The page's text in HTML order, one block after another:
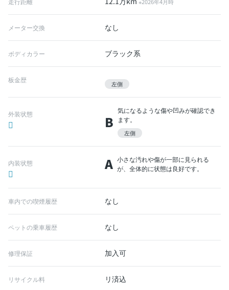
メーター交換 なし
ボディカラー ブラック系
板金歴 左側
外装状態 B
気になるような傷や凹みが確認でき
ます。
左側
内装状態 A 小さな汚れや傷が一部に見られる
が、全体的に状態は良好です。
車内での喫煙履歴 なし
ペットの乗車履歴 なし
修理保証 加入可
リサイクル料 リ済込